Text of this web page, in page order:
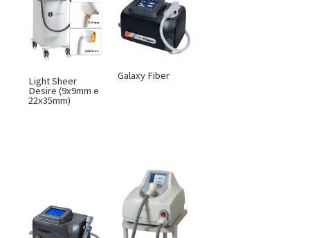
Light Sheer
Desire (9x9mm e
22x35mm)
Galaxy Fiber